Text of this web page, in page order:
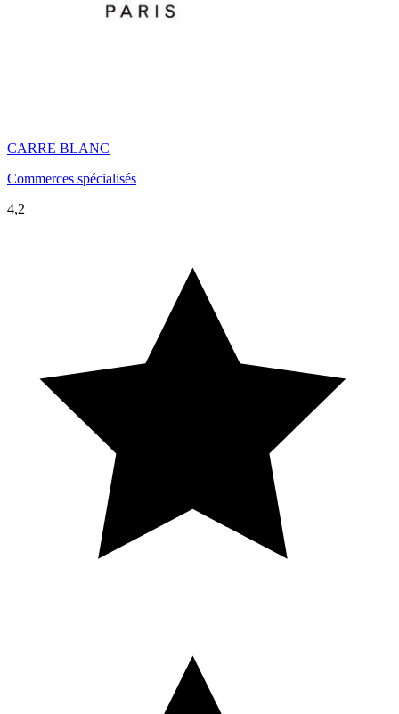
CARRE BLANC
Commerces spécialisés
4,2